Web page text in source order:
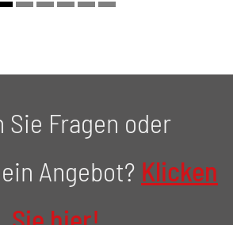
Sie Fragen oder
Angebot? Klicken